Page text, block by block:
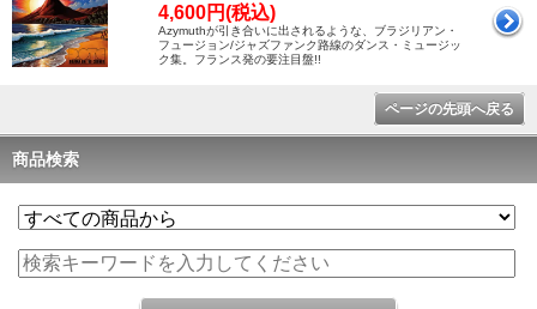
4,600円(税込)
Azymuthが引き合いに出されるような、ブラジリアン・
フュージョン/ジャズファンク路線のダンス・ミュージッ
ク集。フランス発の要注目盤!!
ページの先頭へ戻る
商品検索